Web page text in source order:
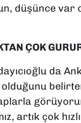
düşünce var
ÇOK
da
artık çok